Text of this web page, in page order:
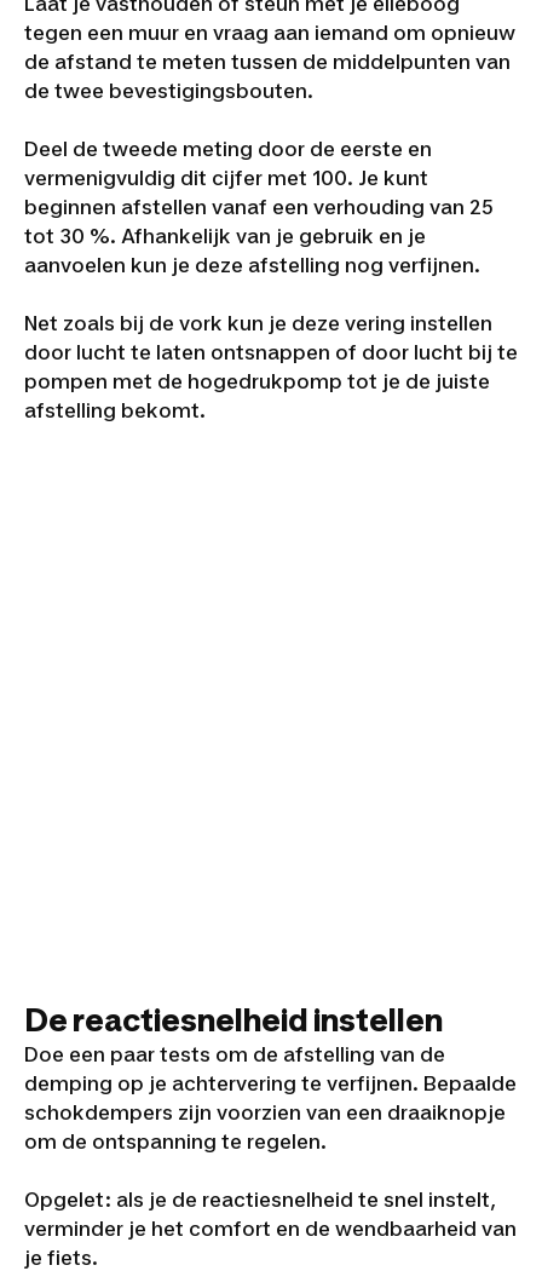
tegen een muur en vraag aan iemand om opnieuw
de afstand te meten tussen de middelpunten van
de twee bevestigingsbouten.
Deel de tweede meting door de eerste en
vermenigvuldig dit cijfer met 100. Je kunt
beginnen afstellen vanaf een verhouding van 25
tot 30 %. Afhankelijk van je gebruik en je
aanvoelen kun je deze afstelling nog verfijnen.
Net zoals bij de vork kun je deze vering instellen
door lucht te laten ontsnappen of door lucht bij te
pompen met de hogedrukpomp tot je de juiste
afstelling bekomt.
De reactiesnelheid instellen
Doe een paar tests om de afstelling van de
demping op je achtervering te verfijnen. Bepaalde
schokdempers zijn voorzien van een draaiknopje
om de ontspanning te regelen.
Opgelet: als je de reactiesnelheid te snel instelt,
verminder je het comfort en de wendbaarheid van
je fiets.